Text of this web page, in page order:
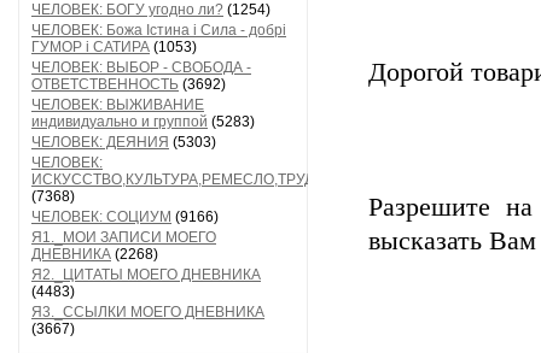
ЧЕЛОВЕК: БОГУ угодно ли? (1254)
ЧЕЛОВЕК: Божа Істина і Сила - добрі
ГУМОР і САТИРА (1053)
ЧЕЛОВЕК: ВЫБОР - СВОБОДА -
ОТВЕТСТВЕННОСТЬ (3692)
ЧЕЛОВЕК: ВЫЖИВАНИЕ
индивидуально и группой (5283)
ЧЕЛОВЕК: ДЕЯНИЯ (5303)
ЧЕЛОВЕК:
ИСКУССТВО,КУЛЬТУРА,РЕМЕСЛО,ТРУД
(7368)
ЧЕЛОВЕК: СОЦИУМ (9166)
Я1._МОИ ЗАПИСИ МОЕГО
ДНЕВНИКА (2268)
Я2._ЦИТАТЫ МОЕГО ДНЕВНИКА
(4483)
Я3._ССЫЛКИ МОЕГО ДНЕВНИКА
(3667)
Дорогой
Разрешите
высказать